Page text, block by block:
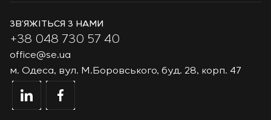
ЗВ’ЯЖІТЬСЯ З НАМИ
+38 048 730 57 40
office@se.ua
м. Одеса, вул. М.Боровського, буд. 28, корп. 47